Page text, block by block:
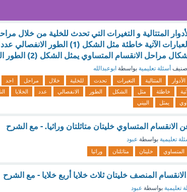
المتتالية و التغيرات التي تحدث للخلية من خلال
أنواع الانقسامات, أي العبارات الآتية خاطئة مثل الشكل (1) الطور
مراحل الانقسام المتساوي يمثل الشكل (2) الطور البيني
أسئلة تعليمية بواسطة ابوعبدالله
الأدوار المتتالية التغيرات تحدث للخلية خلال مراحل احد
خاطئة مثل الشكل الطور الانفصالي عدد الخلايا
يمثل البيني
المتساوي خليتان متاثلتان وراثيا. - مع الشرح
تعليمية بواسطة عبود
المتساوي خليتان متاثلتان وراثيا
الانقسام المنصف خليتان ثلاث خلايا أربع خلايا - مع الشرح
تعليمية بواسطة عبود